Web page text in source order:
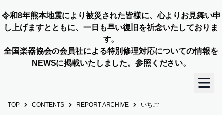
令和8年熊本地震により被災された皆様に、心よりお見舞い申
し上げますとともに、一日も早い復旧を祈念いたしておりま
す。
全国楽器協会の会員社による特別修理対応についての情報を
NEWSに掲載いたしました。参照ください。
TOP
TOP CONTENTS REPORT ARCHIVE いちご